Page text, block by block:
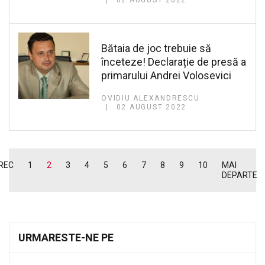
Bătaia de joc trebuie să
înceteze! Declarație de presă a
primarului Andrei Volosevici
OVIDIU ALEXANDRESCU
02 AUGUST 2022
1 2 3 4 5 6 7 8 9 10
MAI
DEPARTE
URMARESTE-NE PE